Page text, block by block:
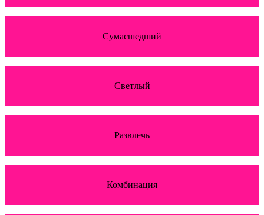
Сумасшедший
Светлый
Развлечь
Комбинация